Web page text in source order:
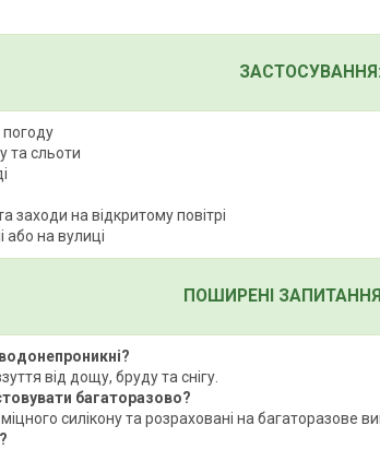
та сльоти
заходи на відкритому повітрі
або на вулиці
ПОШИРЕНІ ЗАПИТАННЯ
від дощу, бруду та снігу.
багаторазово?
силікону та розраховані на багаторазове